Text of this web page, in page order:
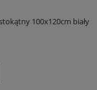
100x120cm biały